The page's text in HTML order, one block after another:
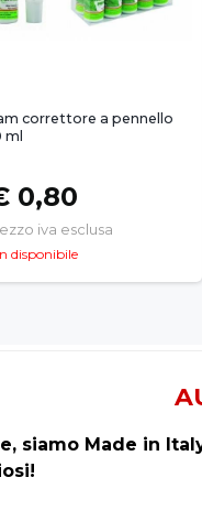
correttore a pennello
ml
0,80
iva esclusa
disponibile
siamo Made in